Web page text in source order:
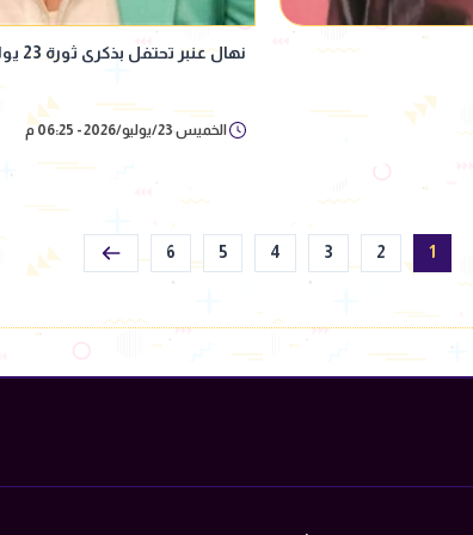
نهال عنبر تحتفل بذكرى ثورة 23 يوليو برسالة وطنية
الخميس 23/يوليو/2026 - 06:25 م
1
2
3
4
5
6